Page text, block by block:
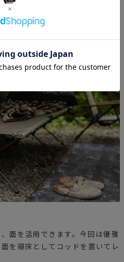
スクエア構造
面を活用できます。今回は優雅
を寝床としてコッドを置いてレ